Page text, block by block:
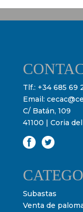
Tlf.: +34 685 69
Email:
C/ Batán, 109
41100 | Coria
Subastas
Venta de